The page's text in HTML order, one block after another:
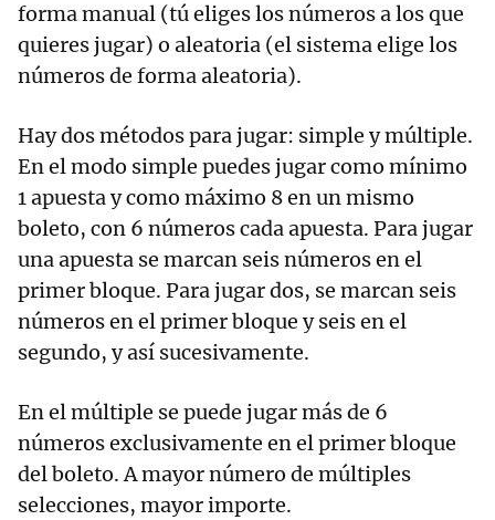
forma manual (tú eliges los números a los que
quieres jugar) o aleatoria (el sistema elige los
números de forma aleatoria).
Hay dos métodos para jugar: simple y múltiple.
En el modo simple puedes jugar como mínimo
1 apuesta y como máximo 8 en un mismo
boleto, con 6 números cada apuesta. Para jugar
una apuesta se marcan seis números en el
primer bloque. Para jugar dos, se marcan seis
números en el primer bloque y seis en el
segundo, y así sucesivamente.
En el múltiple se puede jugar más de 6
números exclusivamente en el primer bloque
del boleto. A mayor número de múltiples
selecciones, mayor importe.